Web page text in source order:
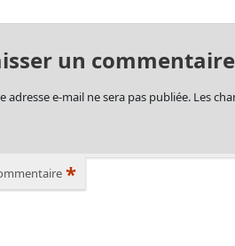
un commentaire
adresse e-mail ne sera pas publiée. Les
*